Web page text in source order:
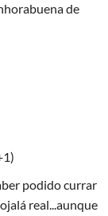
de
podido currar
real...aunque